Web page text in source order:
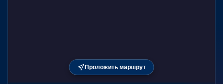
Проложить маршрут